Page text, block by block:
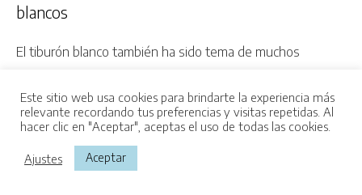
blancos
El tiburón blanco también ha sido tema de muchos
Geographic Society y de Discovery Channel, por ejemplo,
han explorado la biología y el comportamiento de los
tiburones blancos y su papel en el ecosistema marino.
Estos programas han sido muy populares entre los
Este sitio web usa cookies para brindarte la experiencia más
relevante recordando tus preferencias y visitas repetidas. Al
hacer clic en "Aceptar", aceptas el uso de todas las cookies.
Ajustes Aceptar
Kevinha comprado
El arrecife: atrapadas
Hace4minutos.